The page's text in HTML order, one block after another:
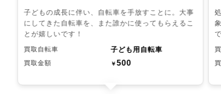
子どもの成長に伴い、自転車を手放すことに。大事
にしてきた自転車を、また誰かに使ってもらえるこ
とが嬉しいです！
買取自転車 子ども用自転車
買取金額 ￥500